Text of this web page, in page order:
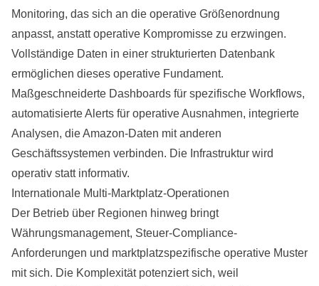
Monitoring, das sich an die operative Größenordnung
anpasst, anstatt operative Kompromisse zu erzwingen.
Vollständige Daten in einer strukturierten Datenbank
ermöglichen dieses operative Fundament.
Maßgeschneiderte Dashboards für spezifische Workflows,
automatisierte Alerts für operative Ausnahmen, integrierte
Analysen, die Amazon-Daten mit anderen
Geschäftssystemen verbinden. Die Infrastruktur wird
operativ statt informativ.
Internationale Multi-Marktplatz-Operationen
Der Betrieb über Regionen hinweg bringt
Währungsmanagement, Steuer-Compliance-
Anforderungen und marktplatzspezifische operative Muster
mit sich. Die Komplexität potenziert sich, weil